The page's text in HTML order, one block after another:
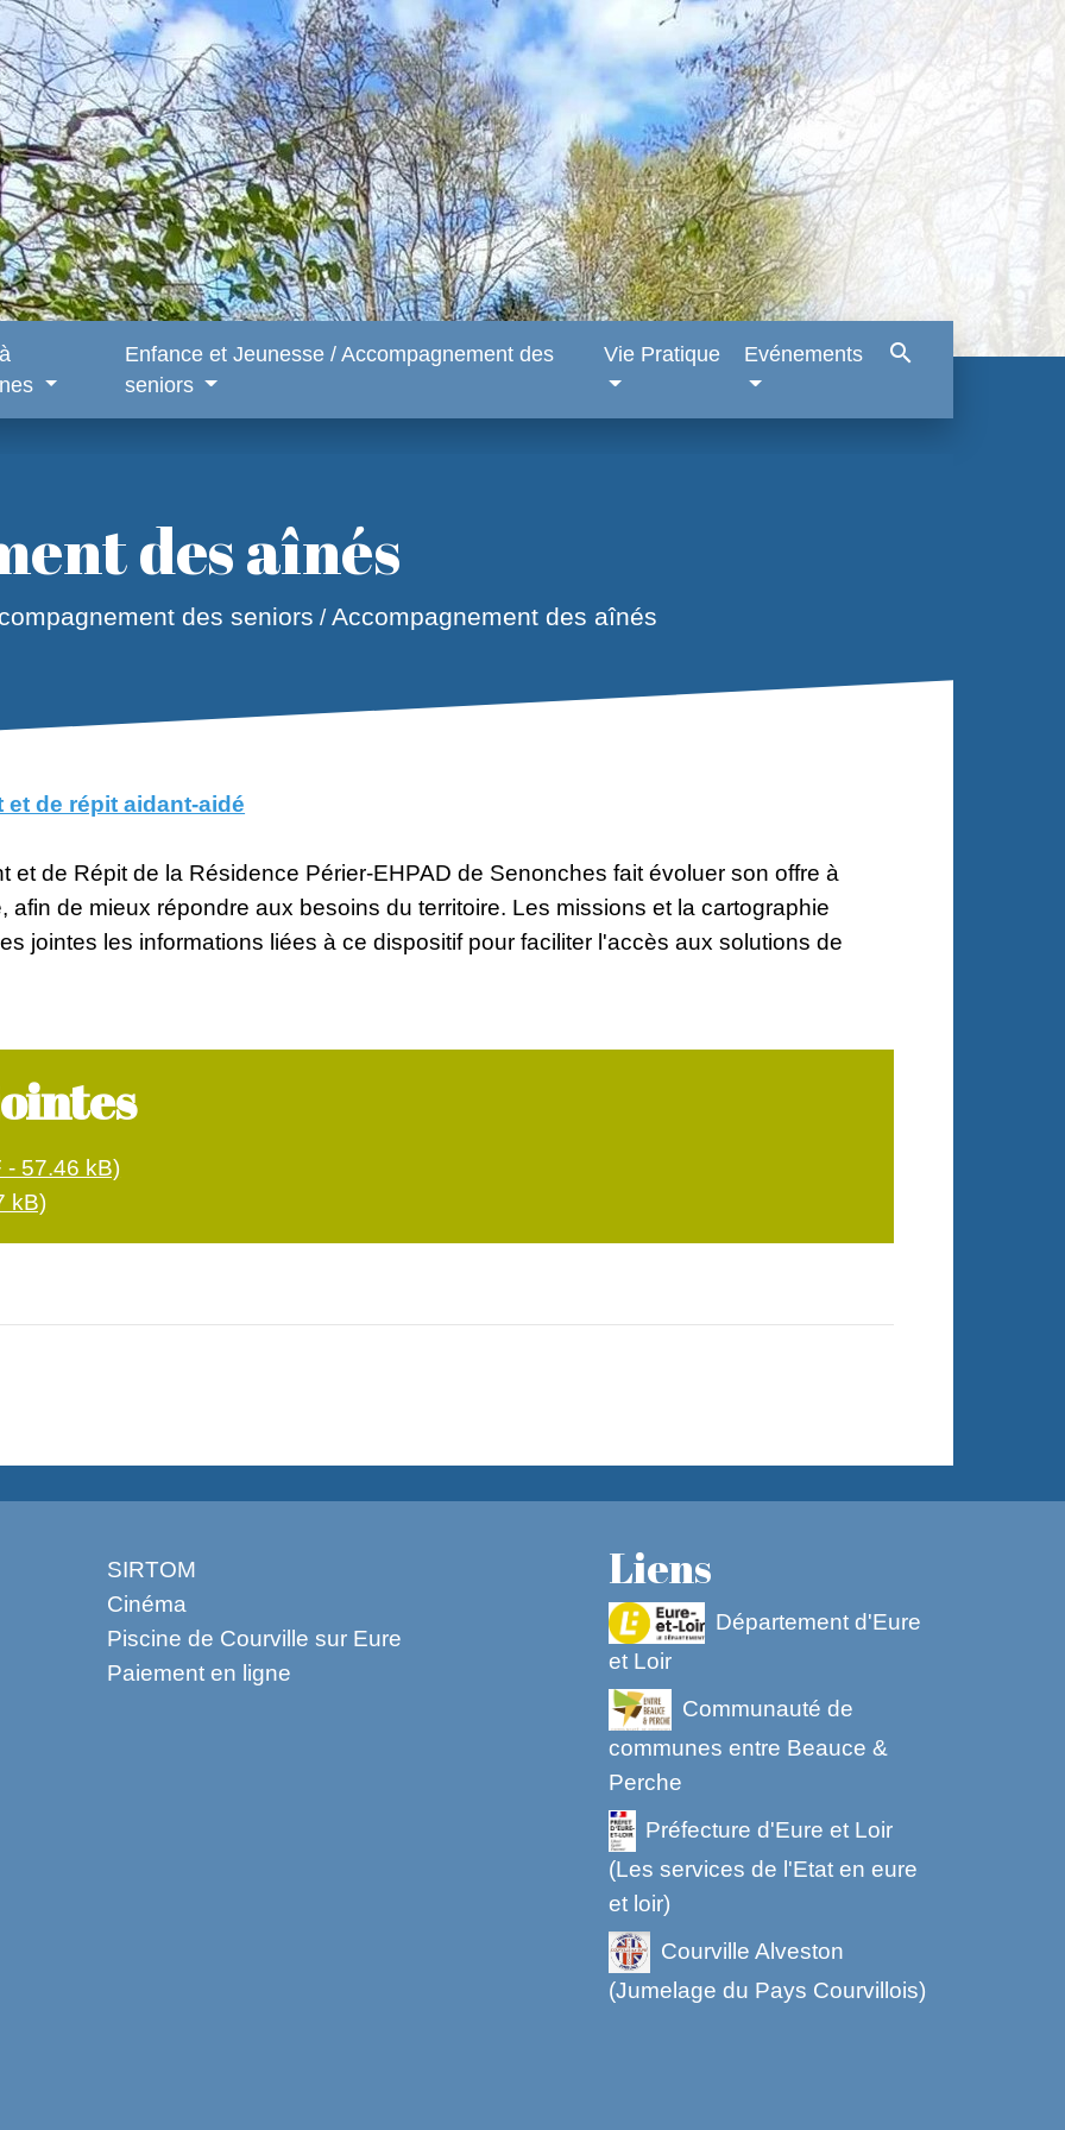
Enfance et Jeunesse / Accompagnement des
seniors
Vie Pratique Evénements search
des aînés
des seniors /Accompagnement des aînés
de répit aidant-aidé
et de Répit de la Résidence Périer-EHPAD de Senonches fait évoluer son offre à
afin de mieux répondre aux besoins du territoire. Les missions et la cartographie
jointes les informations liées à ce dispositif pour faciliter l'accès aux solutions de
- 57.46 kB)
kB)
SIRTOM
Cinéma
Piscine de Courville sur Eure
Paiement en ligne
Liens
Département d'Eure
et Loir
Communauté de
communes entre Beauce &
Perche
Préfecture d'Eure et Loir
(Les services de l'Etat en eure
et loir)
Courville Alveston
(Jumelage du Pays Courvillois)